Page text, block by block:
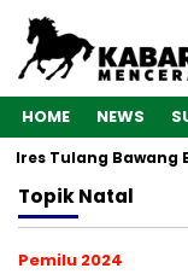
HOME NEWS
Tulang Bawang
TopikNatal
Pemilu 2024